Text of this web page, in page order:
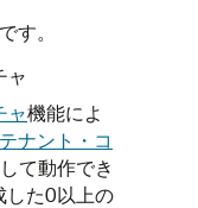
す。
ャ
ャ機能によ
ナント・コ
て動作でき
した0以上の